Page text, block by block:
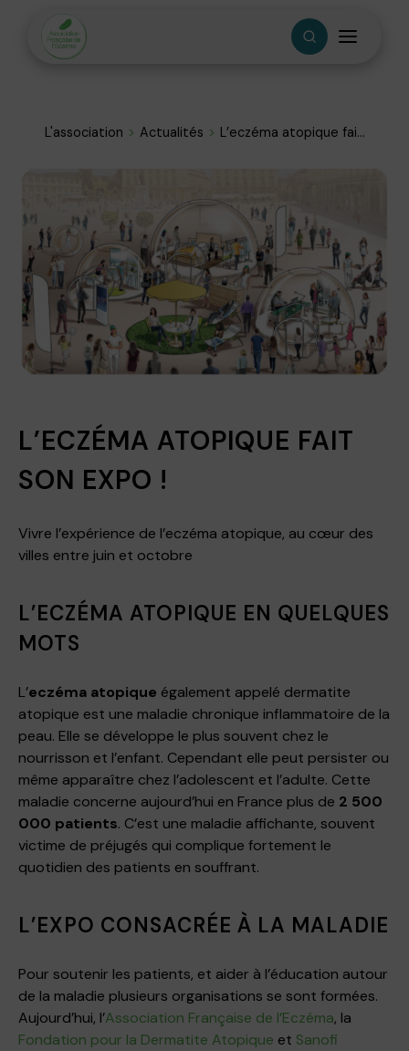
L'association Actualités L’eczéma atopique fai...
L’ECZÉMA ATOPIQUE FAIT
SON EXPO !
Vivre l’expérience de l’eczéma atopique, au cœur des
villes entre juin et octobre
L’ECZÉMA ATOPIQUE EN QUELQUES
MOTS
L’eczéma atopique également appelé dermatite
atopique est une maladie chronique inflammatoire de la
peau. Elle se développe le plus souvent chez le
nourrisson et l’enfant. Cependant elle peut persister ou
même apparaître chez l’adolescent et l’adulte. Cette
maladie concerne aujourd’hui en France plus de 2 500
000 patients. C’est une maladie affichante, souvent
victime de préjugés qui complique fortement le
quotidien des patients en souffrant.
L’EXPO CONSACRÉE À LA MALADIE
Pour soutenir les patients, et aider à l’éducation autour
de la maladie plusieurs organisations se sont formées.
Aujourd’hui, l’Association Française de l’Eczéma, la
Fondation pour la Dermatite Atopique et Sanofi